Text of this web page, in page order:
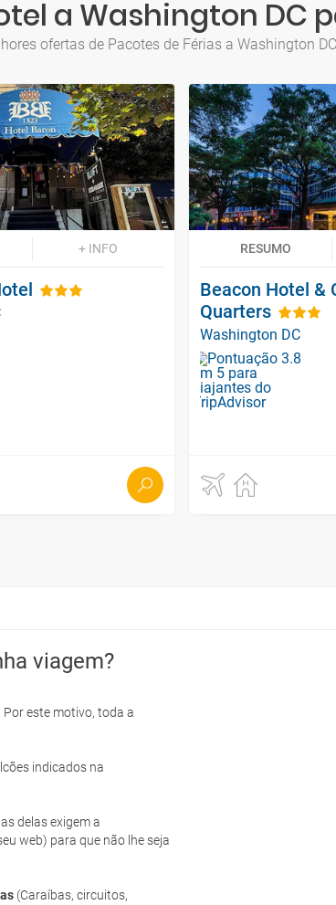
a Washington DC
ofertas de Pacotes de Férias a Washington
+ INFO RESUMO
Beacon Hotel &
Quarters
Washington DC
viagem?
este motivo, toda a
indicados na
delas exigem a
web) para que não lhe seja
(Caraíbas, circuitos,